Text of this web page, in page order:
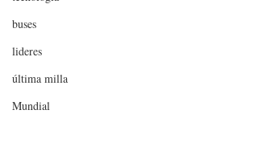
buses
lideres
última milla
Mundial